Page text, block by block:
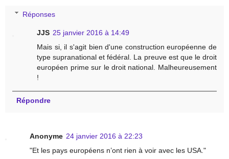
Réponses
JJS 25 janvier 2016 à 14:49
Mais si, il s'agit bien d'une construction européenne de
type supranational et fédéral. La preuve est que le droit
européen prime sur le droit national. Malheureusement
!
Répondre
Anonyme 24 janvier 2016 à 22:23
"Et les pays européens n’ont rien à voir avec les USA."